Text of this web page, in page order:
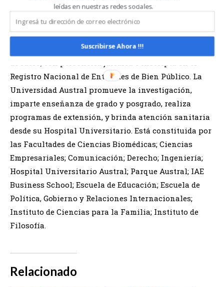
Sobre la Universidad Austral: Con sede en la Ciudad
de Buenos Aires, Pilar y Rosario, es una institución
de educación superior creada por la Asociación Civil
de Estudios Superiores -ACES-, entidad civil sin fines
Registro Nacional de Entidades de Bien Público. La
Universidad Austral promueve la investigación,
imparte enseñanza de grado y posgrado, realiza
programas de extensión, y brinda atención sanitaria
desde su Hospital Universitario. Está constituida por
las Facultades de Ciencias Biomédicas; Ciencias
Empresariales; Comunicación; Derecho; Ingeniería;
Hospital Universitario Austral; Parque Austral; IAE
Business School; Escuela de Educación; Escuela de
Política, Gobierno y Relaciones Internacionales;
Instituto de Ciencias para la Familia; Instituto de
Filosofía.
Relacionado
leídas en nuestras redes sociales.
Suscribirse Ahora !!!